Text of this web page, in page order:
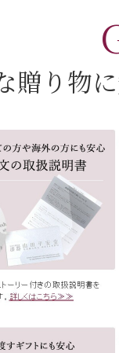
贈り物